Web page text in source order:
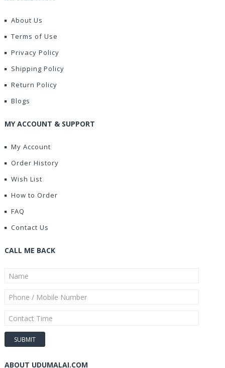
About Us
Terms of Use
Privacy Policy
Shipping Policy
Return Policy
Blogs
MY ACCOUNT & SUPPORT
My Account
Order History
Wish List
How to Order
FAQ
Contact Us
CALL ME BACK
ABOUT UDUMALAI.COM